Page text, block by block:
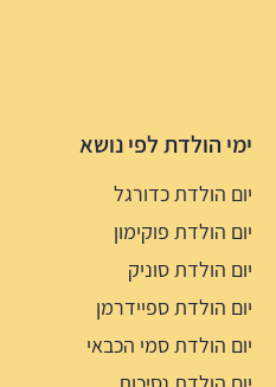
ימי הולדת לפי נושא
יום הולדת כדורגל
יום הולדת פוקימון
יום הולדת סוניק
יום הולדת ספיידרמן
יום הולדת סמי הכבאי